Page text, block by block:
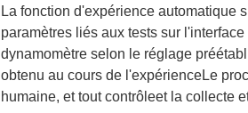
La fonction d'expérience automatique
paramètres liés aux tests sur
dynamomètre selon le réglage
obtenu au cours de l'expérienceLe
humaine, et tout contrôleet la collecte